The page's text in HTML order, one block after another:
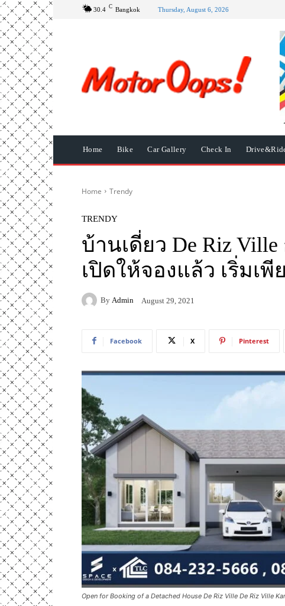
30.4 C Bangkok Thursday, August 6, 2026
Home Bike Car Gallery Check In
Home Trendy
TRENDY
บ้านเดี่ยว De Riz
เปิดให้จองแล้ว เริ่มเพี
By Admin August 29, 2021
Facebook X Pinterest
Open for Booking of a Detached House De Riz Ville De Riz Ville